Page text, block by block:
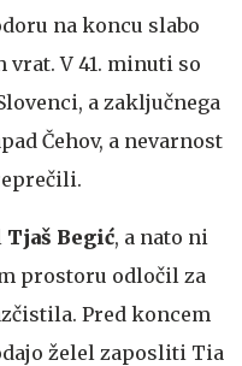
na koncu slabo
V 41. minuti so
a zaključnega
Čehov, a nevarnost
Tjaš Begić, a nato ni
prostoru odločil za
Pred koncem
želel zaposliti Tia